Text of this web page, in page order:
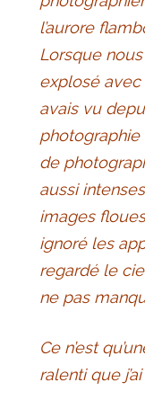
l’aurore
Lorsque
explosé avec
avais vu
photographie
de
aussi
images
ignoré les
regardé le
ne pas
Ce n’est
ralenti que